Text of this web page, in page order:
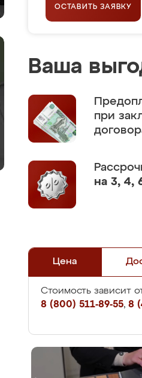
ОСТАВИТЬ ЗАЯВКУ
Ваша
при
на 3, 4,
Цена
Стоимость зависит
8 (800) 511-89-55, 8